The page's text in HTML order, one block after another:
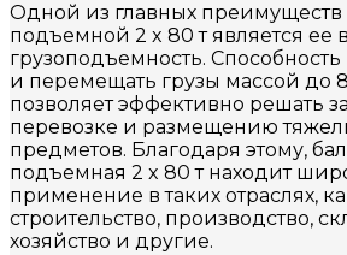
Одной из главных преимуществ
подъемной 2 x 80 т является ее
грузоподъемность.
и перемещать грузы массой до
позволяет эффективно решать
перевозке и размещению
предметов. Благодаря этому,
подъемная 2 x 80 т находит
применение в таких отраслях,
строительство, производство,
хозяйство и другие.